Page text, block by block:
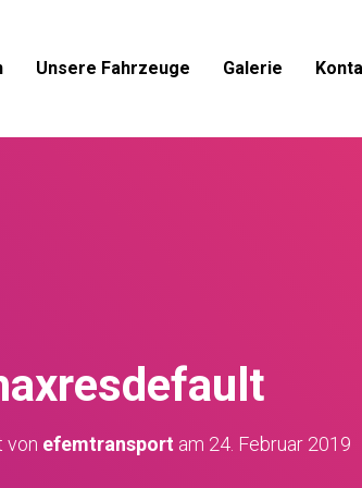
Unsere Fahrzeuge Galerie
von efemtransportam 24. Februar 2019